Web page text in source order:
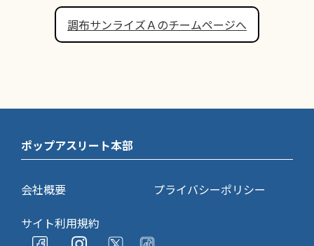
調布サンライズＡのチームページへ
ポップアスリート本部
会社概要
プライバシーポリシー
サイト利用規約